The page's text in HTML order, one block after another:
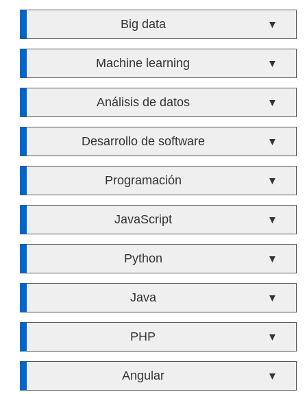
Big data ▼
Machine learning ▼
Análisis de datos ▼
Desarrollo de software ▼
Programación ▼
JavaScript ▼
Python ▼
Java ▼
PHP ▼
Angular ▼